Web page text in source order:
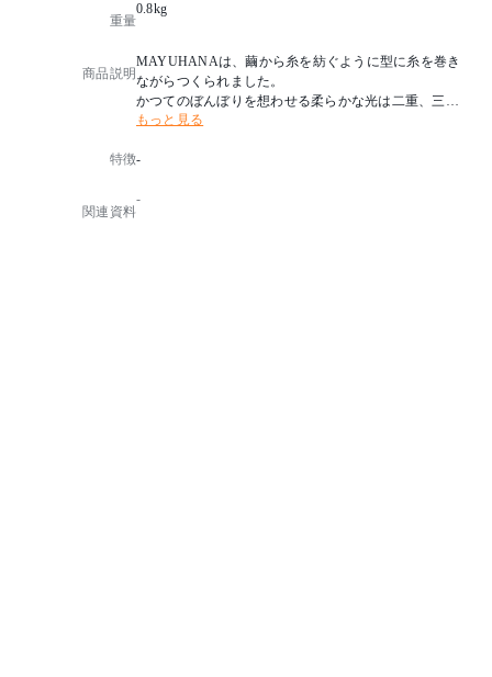
重量
0.8kg
商品説明
MAYUHANAは、繭から糸を紡ぐように型に糸を巻き
ながらつくられました。
かつてのぼんぼりを想わせる柔らかな光は二重、三重
のシェルターを透過することで、さらに柔らかさを増
す。
デザイナー：伊東 豊雄
もっと見る
特徴-
関連資料
-